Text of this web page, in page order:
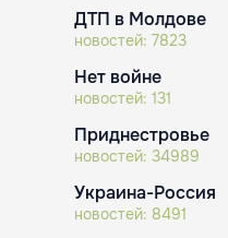
ДТП в Молдове
новостей: 7823
Нет войне
новостей: 131
Приднестровье
новостей: 34989
Украина-Россия
новостей: 8491